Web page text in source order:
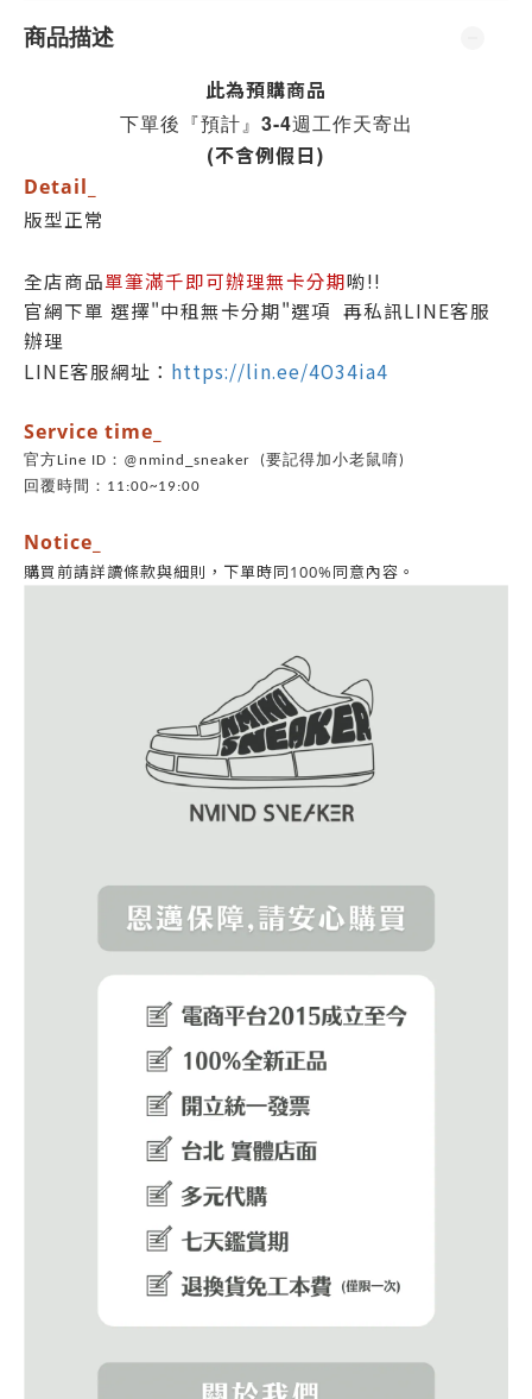
商品描述
此為預購商品
下單後『預計』3-4週工作天寄出
(不含例假日)
Detail_
版型正常
全店商品單筆滿千即可辦理無卡分期喲!!
官網下單 選擇"中租無卡分期"選項 再私訊LINE客服
辦理
LINE客服網址： https://lin.ee/4O34ia4
Service time_
官方Line ID：@nmind_sneaker (要記得加小老鼠唷)
回覆時間：11:00~19:00
Notice_
購買前請詳讀條款與細則， 下單時同100%同意內容。